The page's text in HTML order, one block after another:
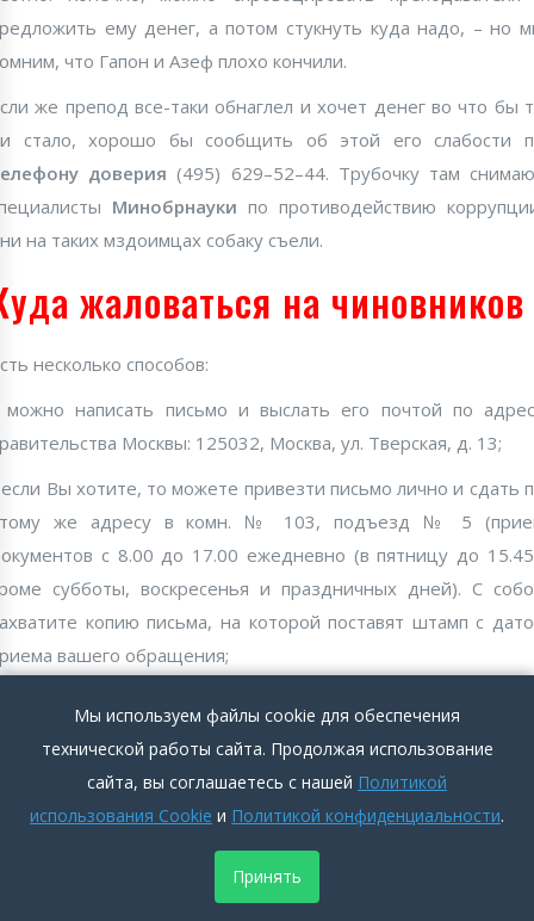
ему денег, а потом стукнуть куда надо, – но
что Гапон и Азеф плохо кончили.
же препод все-таки обнаглел и хочет денег во что бы
стало, хорошо бы сообщить об этой его слабости
доверия (495) 629–52–44. Трубочку там
Минобрнауки по противодействию
на таких мздоимцах собаку съели.
жаловаться на чиновников
несколько способов:
написать письмо и выслать его почтой по
Москвы: 125032, Москва, ул. Тверская, д. 13;
Вы хотите, то можете привезти письмо лично и сдать
же адресу в комн. № 103, подъезд № 5
с 8.00 до 17.00 ежедневно (в пятницу до
субботы, воскресенья и праздничных дней). С
копию письма, на которой поставят штамп с
вашего обращения;
службу правительства Москвы (СИСМ):
77-77, пн. - пт. - с 8.00 до 20.00, сб. - с 8.00 до 17.00,
по «Телефону прямой связи правительства Москвы
Мы используем файлы cookie для обеспечения
технической работы сайта. Продолжая использование
сайта, вы соглашаетесь с нашей Политикой
использования Cookie и Политикой конфиденциальности.
Принять